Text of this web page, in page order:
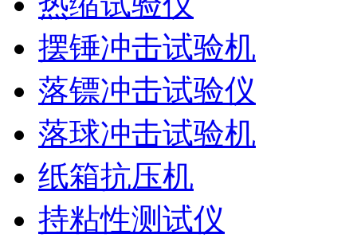
摆锤冲击试验机
落镖冲击试验仪
落球冲击试验机
纸箱抗压机
持粘性测试仪